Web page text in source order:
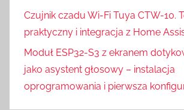
Czujnik czadu Wi-Fi Tuya CTW-10.
praktyczny i integracja z Home
Moduł ESP32-S3 z ekranem
jako asystent głosowy – instalacja
oprogramowania i pierwsza